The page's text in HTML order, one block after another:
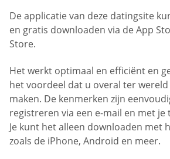
De applicatie van deze datingsite
en gratis downloaden via de App
Store.
Het werkt optimaal en efficiënt en
het voordeel dat u overal ter
maken. De kenmerken zijn
registreren via een e-mail en met
Je kunt het alleen downloaden met
zoals de iPhone, Android en meer.